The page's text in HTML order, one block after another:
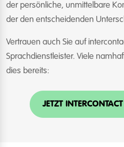
der persönliche, unmittelbare
der den entscheidenden
Vertrauen auch Sie auf
Sprachdienstleister. Viele
dies bereits:
JETZT